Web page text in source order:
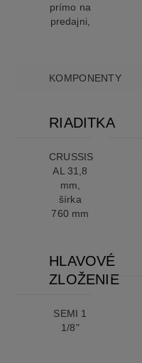
prímo na
predajni,
KOMPONENTY
RIADITKA
CRUSSIS
AL 31,8
mm,
šírka
760 mm
HLAVOVÉ
ZLOŽENIE
SEMI 1
1/8"